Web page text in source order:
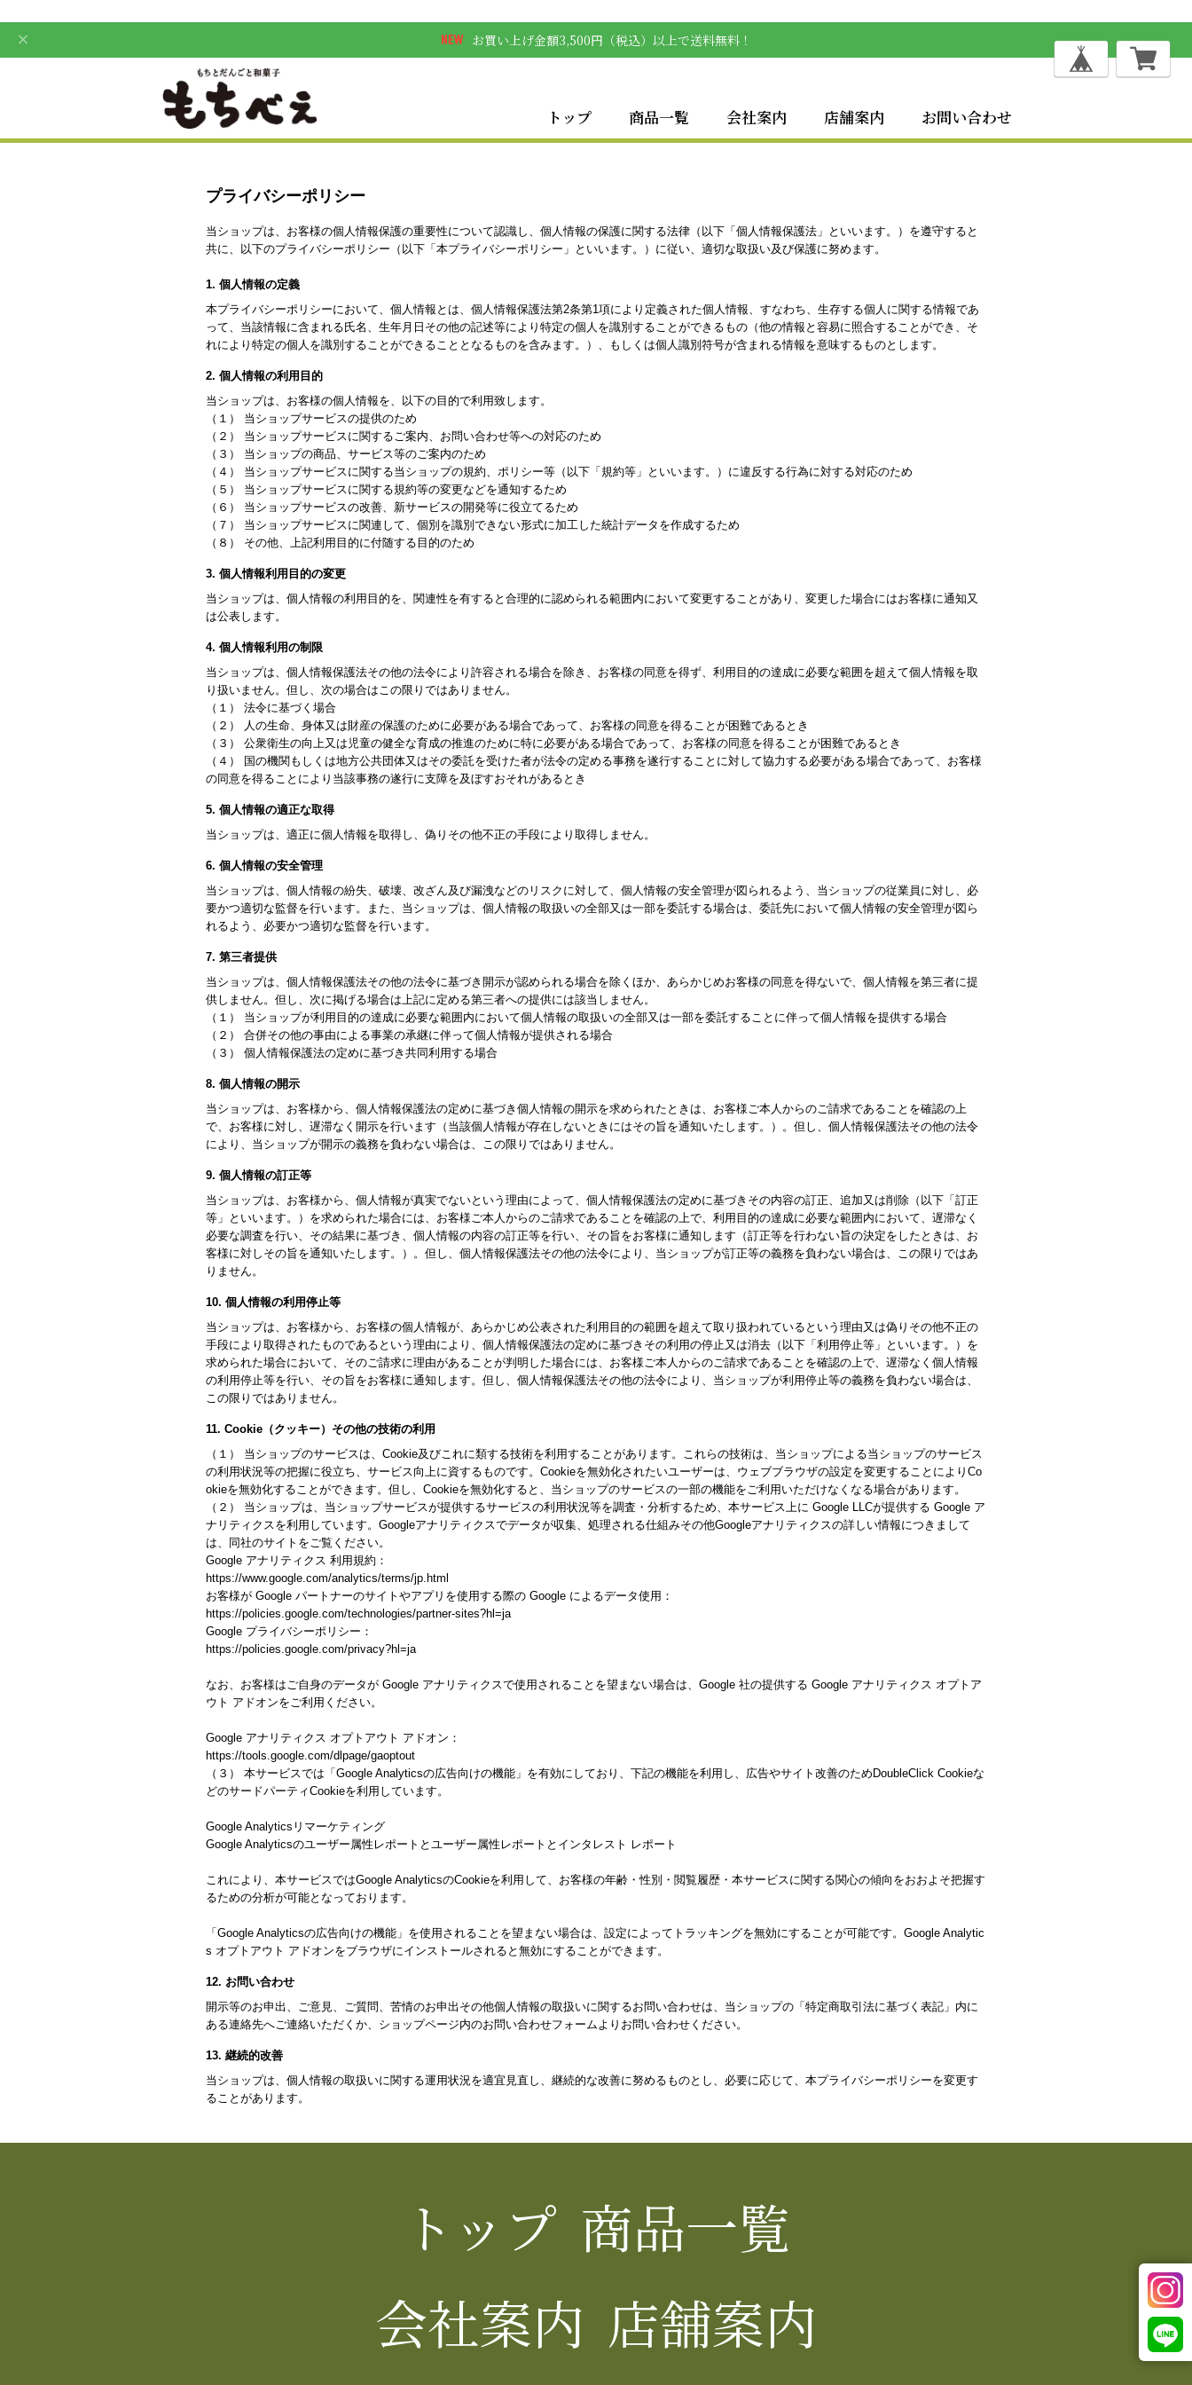
お買い上げ金額3,500円（税込）以上で送料無料！
お問い合わせ
店舗案内
会社案内
商品一覧
トップ
プライバシーポリシー
当ショップは、お客様の個人情報保護の重要性について認識し、個人情報の保護に関する法律（以下「個人情報保護法」といいます。）を遵守すると
共に、以下のプライバシーポリシー（以下「本プライバシーポリシー」といいます。）に従い、適切な取扱い及び保護に努めます。
1. 個人情報の定義
本プライバシーポリシーにおいて、個人情報とは、個人情報保護法第2条第1項により定義された個人情報、すなわち、生存する個人に関する情報であ
って、当該情報に含まれる氏名、生年月日その他の記述等により特定の個人を識別することができるもの（他の情報と容易に照合することができ、そ
れにより特定の個人を識別することができることとなるものを含みます。）、もしくは個人識別符号が含まれる情報を意味するものとします。
2. 個人情報の利用目的
当ショップは、お客様の個人情報を、以下の目的で利用致します。
（１） 当ショップサービスの提供のため
（２） 当ショップサービスに関するご案内、お問い合わせ等への対応のため
（３） 当ショップの商品、サービス等のご案内のため
（４） 当ショップサービスに関する当ショップの規約、ポリシー等（以下「規約等」といいます。）に違反する行為に対する対応のため
（５） 当ショップサービスに関する規約等の変更などを通知するため
（６） 当ショップサービスの改善、新サービスの開発等に役立てるため
（７） 当ショップサービスに関連して、個別を識別できない形式に加工した統計データを作成するため
（８） その他、上記利用目的に付随する目的のため
3. 個人情報利用目的の変更
当ショップは、個人情報の利用目的を、関連性を有すると合理的に認められる範囲内において変更することがあり、変更した場合にはお客様に通知又
は公表します。
4. 個人情報利用の制限
当ショップは、個人情報保護法その他の法令により許容される場合を除き、お客様の同意を得ず、利用目的の達成に必要な範囲を超えて個人情報を取
り扱いません。但し、次の場合はこの限りではありません。
（１） 法令に基づく場合
（２） 人の生命、身体又は財産の保護のために必要がある場合であって、お客様の同意を得ることが困難であるとき
（３） 公衆衛生の向上又は児童の健全な育成の推進のために特に必要がある場合であって、お客様の同意を得ることが困難であるとき
（４） 国の機関もしくは地方公共団体又はその委託を受けた者が法令の定める事務を遂行することに対して協力する必要がある場合であって、お客様
の同意を得ることにより当該事務の遂行に支障を及ぼすおそれがあるとき
5. 個人情報の適正な取得
当ショップは、適正に個人情報を取得し、偽りその他不正の手段により取得しません。
6. 個人情報の安全管理
当ショップは、個人情報の紛失、破壊、改ざん及び漏洩などのリスクに対して、個人情報の安全管理が図られるよう、当ショップの従業員に対し、必
要かつ適切な監督を行います。また、当ショップは、個人情報の取扱いの全部又は一部を委託する場合は、委託先において個人情報の安全管理が図ら
れるよう、必要かつ適切な監督を行います。
7. 第三者提供
当ショップは、個人情報保護法その他の法令に基づき開示が認められる場合を除くほか、あらかじめお客様の同意を得ないで、個人情報を第三者に提
供しません。但し、次に掲げる場合は上記に定める第三者への提供には該当しません。
（１） 当ショップが利用目的の達成に必要な範囲内において個人情報の取扱いの全部又は一部を委託することに伴って個人情報を提供する場合
（２） 合併その他の事由による事業の承継に伴って個人情報が提供される場合
（３） 個人情報保護法の定めに基づき共同利用する場合
8. 個人情報の開示
当ショップは、お客様から、個人情報保護法の定めに基づき個人情報の開示を求められたときは、お客様ご本人からのご請求であることを確認の上
で、お客様に対し、遅滞なく開示を行います（当該個人情報が存在しないときにはその旨を通知いたします。）。但し、個人情報保護法その他の法令
により、当ショップが開示の義務を負わない場合は、この限りではありません。
9. 個人情報の訂正等
当ショップは、お客様から、個人情報が真実でないという理由によって、個人情報保護法の定めに基づきその内容の訂正、追加又は削除（以下「訂正
等」といいます。）を求められた場合には、お客様ご本人からのご請求であることを確認の上で、利用目的の達成に必要な範囲内において、遅滞なく
必要な調査を行い、その結果に基づき、個人情報の内容の訂正等を行い、その旨をお客様に通知します（訂正等を行わない旨の決定をしたときは、お
客様に対しその旨を通知いたします。）。但し、個人情報保護法その他の法令により、当ショップが訂正等の義務を負わない場合は、この限りではあ
りません。
10. 個人情報の利用停止等
当ショップは、お客様から、お客様の個人情報が、あらかじめ公表された利用目的の範囲を超えて取り扱われているという理由又は偽りその他不正の
手段により取得されたものであるという理由により、個人情報保護法の定めに基づきその利用の停止又は消去（以下「利用停止等」といいます。）を
求められた場合において、そのご請求に理由があることが判明した場合には、お客様ご本人からのご請求であることを確認の上で、遅滞なく個人情報
の利用停止等を行い、その旨をお客様に通知します。但し、個人情報保護法その他の法令により、当ショップが利用停止等の義務を負わない場合は、
この限りではありません。
11. Cookie（クッキー）その他の技術の利用
（１） 当ショップのサービスは、Cookie及びこれに類する技術を利用することがあります。これらの技術は、当ショップによる当ショップのサービス
の利用状況等の把握に役立ち、サービス向上に資するものです。Cookieを無効化されたいユーザーは、ウェブブラウザの設定を変更することによりCo
okieを無効化することができます。但し、Cookieを無効化すると、当ショップのサービスの一部の機能をご利用いただけなくなる場合があります。
（２） 当ショップは、当ショップサービスが提供するサービスの利用状況等を調査・分析するため、本サービス上に Google LLCが提供する Google ア
ナリティクスを利用しています。Googleアナリティクスでデータが収集、処理される仕組みその他Googleアナリティクスの詳しい情報につきまして
は、同社のサイトをご覧ください。
Google アナリティクス 利用規約：
https://www.google.com/analytics/terms/jp.html
お客様が Google パートナーのサイトやアプリを使用する際の Google によるデータ使用：
https://policies.google.com/technologies/partner-sites?hl=ja
Google プライバシーポリシー：
https://policies.google.com/privacy?hl=ja
なお、お客様はご自身のデータが Google アナリティクスで使用されることを望まない場合は、Google 社の提供する Google アナリティクス オプトア
ウト アドオンをご利用ください。
Google アナリティクス オプトアウト アドオン：
https://tools.google.com/dlpage/gaoptout
（３） 本サービスでは「Google Analyticsの広告向けの機能」を有効にしており、下記の機能を利用し、広告やサイト改善のためDoubleClick Cookieな
どのサードパーティCookieを利用しています。
Google Analyticsリマーケティング
Google Analyticsのユーザー属性レポートとユーザー属性レポートとインタレスト レポート
これにより、本サービスではGoogle AnalyticsのCookieを利用して、お客様の年齢・性別・閲覧履歴・本サービスに関する関心の傾向をおおよそ把握す
るための分析が可能となっております。
「Google Analyticsの広告向けの機能」を使用されることを望まない場合は、設定によってトラッキングを無効にすることが可能です。Google Analytic
s オプトアウト アドオンをブラウザにインストールされると無効にすることができます。
12. お問い合わせ
開示等のお申出、ご意見、ご質問、苦情のお申出その他個人情報の取扱いに関するお問い合わせは、当ショップの「特定商取引法に基づく表記」内に
ある連絡先へご連絡いただくか、ショップページ内のお問い合わせフォームよりお問い合わせください。
13. 継続的改善
当ショップは、個人情報の取扱いに関する運用状況を適宜見直し、継続的な改善に努めるものとし、必要に応じて、本プライバシーポリシーを変更す
ることがあります。
トップ 商品一覧
会社案内 店舗案内